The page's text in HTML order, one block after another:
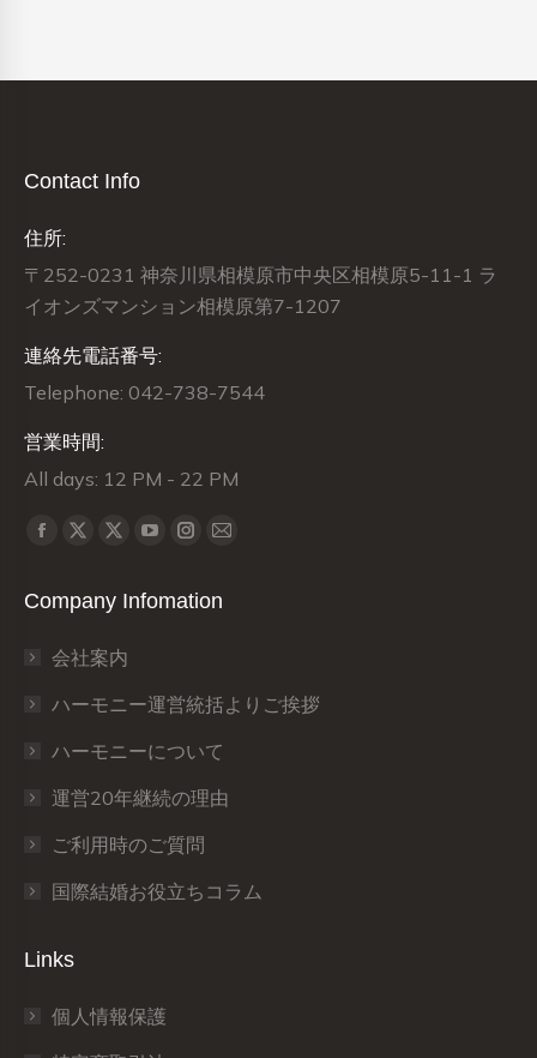
Contact Info
住所:
〒252-0231 神奈川県相模原市中央区相模原5-11-1 ラ
イオンズマンション相模原第7-1207
連絡先電話番号:
Telephone: 042-738-7544
営業時間:
All days: 12 PM - 22 PM
Find us on:
Facebook
opens
new
window
X
opens
new
window
X
opens
new
window
YouTube
opens
window
Instagram
opens
window
Mail
opens
window
Company Infomation
会社案内
ハーモニー運営統括よりご挨拶
ハーモニーについて
運営20年継続の理由
ご利用時のご質問
国際結婚お役立ちコラム
Links
個人情報保護